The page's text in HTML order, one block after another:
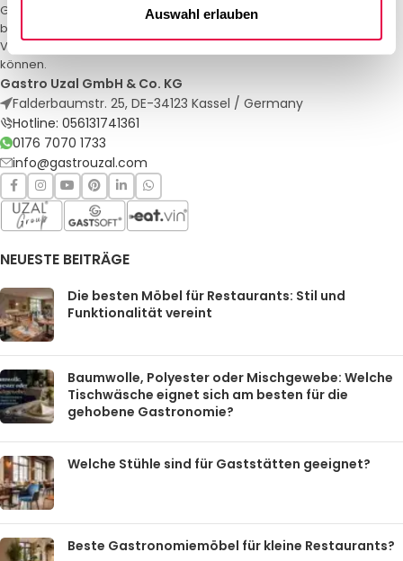
Auswahl erlauben
Gastro Uzal – Ihr Spezialist für Gastronomiemöbel und -textilien. Wir
bieten maßgeschneiderte Lösungen für Restaurants, Hotels und
Veranstaltungen. Qualität und Service, auf die Sie sich verlassen
können.
Gastro Uzal GmbH & Co. KG
Falderbaumstr. 25, DE-34123 Kassel / Germany
Hotline: 056131741361
0176 7070 1733
info@gastrouzal.com
NEUESTE BEITRÄGE
Die besten Möbel für Restaurants: Stil und
Funktionalität vereint
Baumwolle, Polyester oder Mischgewebe: Welche
Tischwäsche eignet sich am besten für die
gehobene Gastronomie?
Welche Stühle sind für Gaststätten geeignet?
Beste Gastronomiemöbel für kleine Restaurants?